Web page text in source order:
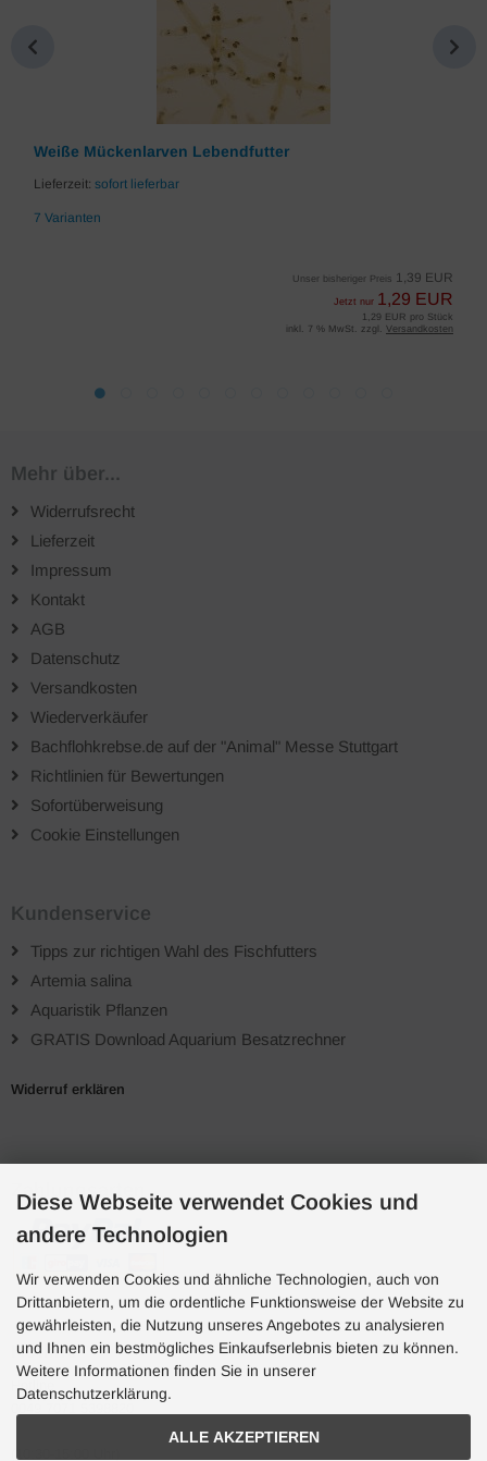
Weiße Mückenlarven Lebendfutter
Lieferzeit: sofort lieferbar
7 Varianten
Unser bisheriger Preis 1,39 EUR
Jetzt nur 1,29 EUR
1,29 EUR pro Stück
inkl. 7 % MwSt. zzgl. Versandkosten
Mehr über...
Widerrufsrecht
Lieferzeit
Impressum
Kontakt
AGB
Datenschutz
Versandkosten
Wiederverkäufer
Bachflohkrebse.de auf der "Animal" Messe Stuttgart
Richtlinien für Bewertungen
Sofortüberweisung
Cookie Einstellungen
Kundenservice
Tipps zur richtigen Wahl des Fischfutters
Artemia salina
Aquaristik Pflanzen
GRATIS Download Aquarium Besatzrechner
Widerruf erklären
Zahlungsarten
Hotline
Hotline
(10:30-15:00 Uhr)
Diese Webseite verwendet Cookies und
andere Technologien
Wir verwenden Cookies und ähnliche Technologien, auch von
Drittanbietern, um die ordentliche Funktionsweise der Website zu
gewährleisten, die Nutzung unseres Angebotes zu analysieren
und Ihnen ein bestmögliches Einkaufserlebnis bieten zu können.
Weitere Informationen finden Sie in unserer
Datenschutzerklärung.
ALLE AKZEPTIEREN